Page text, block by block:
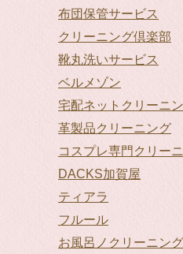
布団保管サービス
クリーニング倶楽部
靴丸洗いサービス
ベルメゾン
宅配ネットクリーニ
革製品クリーニング
コスプレ専門クリー
DACKS加賀屋
ティアラ
フルール
お風呂ノクリーニング